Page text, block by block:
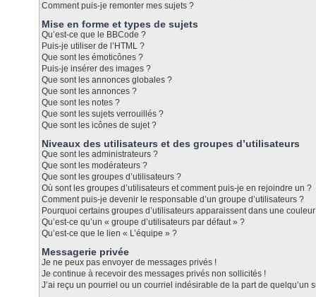
Comment puis-je remonter mes sujets ?
Mise en forme et types de sujets
Qu’est-ce que le BBCode ?
Puis-je utiliser de l’HTML ?
Que sont les émoticônes ?
Puis-je insérer des images ?
Que sont les annonces globales ?
Que sont les annonces ?
Que sont les notes ?
Que sont les sujets verrouillés ?
Que sont les icônes de sujet ?
Niveaux des utilisateurs et des groupes d’utilisateurs
Que sont les administrateurs ?
Que sont les modérateurs ?
Que sont les groupes d’utilisateurs ?
Où sont les groupes d’utilisateurs et comment puis-je en rejoindre un ?
Comment puis-je devenir le responsable d’un groupe d’utilisateurs ?
Pourquoi certains groupes d’utilisateurs apparaissent dans une
Qu’est-ce qu’un « groupe d’utilisateurs par défaut » ?
Qu’est-ce que le lien « L’équipe » ?
Messagerie privée
Je ne peux pas envoyer de messages privés !
Je continue à recevoir des messages privés non sollicités !
J’ai reçu un pourriel ou un courriel indésirable de la part de quelqu’un